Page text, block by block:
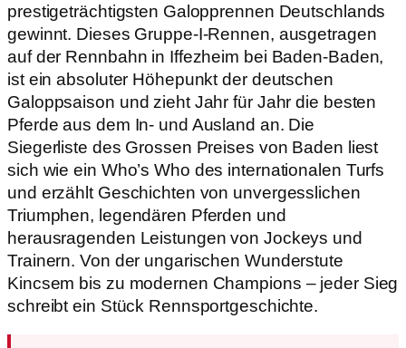
prestigeträchtigsten Galopprennen Deutschlands
gewinnt. Dieses Gruppe-I-Rennen, ausgetragen
auf der Rennbahn in Iffezheim bei Baden-Baden,
ist ein absoluter Höhepunkt der deutschen
Galoppsaison und zieht Jahr für Jahr die besten
Pferde aus dem In- und Ausland an. Die
Siegerliste des Grossen Preises von Baden liest
sich wie ein Who’s Who des internationalen Turfs
und erzählt Geschichten von unvergesslichen
Triumphen, legendären Pferden und
herausragenden Leistungen von Jockeys und
Trainern. Von der ungarischen Wunderstute
Kincsem bis zu modernen Champions – jeder Sieg
schreibt ein Stück Rennsportgeschichte.